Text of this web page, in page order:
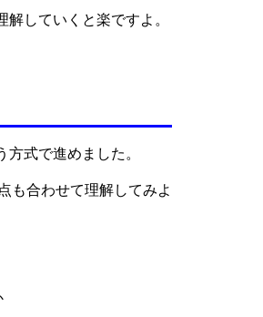
していくと楽ですよ。
式で進めました。
も合わせて理解してみよ